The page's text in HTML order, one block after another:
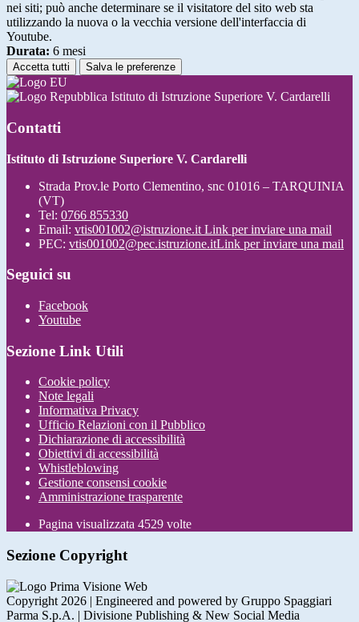
nei siti; può anche determinare se il visitatore del sito web sta
utilizzando la nuova o la vecchia versione dell'interfaccia di
Youtube.
Durata: 6 mesi
Accetta tutti Salva le preferenze
Istituto di Istruzione Superiore V. Cardarelli
Contatti
Istituto di Istruzione Superiore V. Cardarelli
Strada Prov.le Porto Clementino, snc 01016 – TARQUINIA
(VT)
Tel: 0766 855330
Email: vtis001002@istruzione.it Link per inviare una mail
PEC: vtis001002@pec.istruzione.itLink per inviare una mail
Seguici su
Facebook
Youtube
Sezione Link Utili
Cookie policy
Note legali
Informativa Privacy
Ufficio Relazioni con il Pubblico
Dichiarazione di accessibilità
Obiettivi di accessibilità
Whistleblowing
Gestione consensi cookie
Amministrazione trasparente
Pagina visualizzata 4529 volte
Sezione Copyright
Copyright 2026 | Engineered and powered by Gruppo Spaggiari
Parma S.p.A. | Divisione Publishing & New Social Media